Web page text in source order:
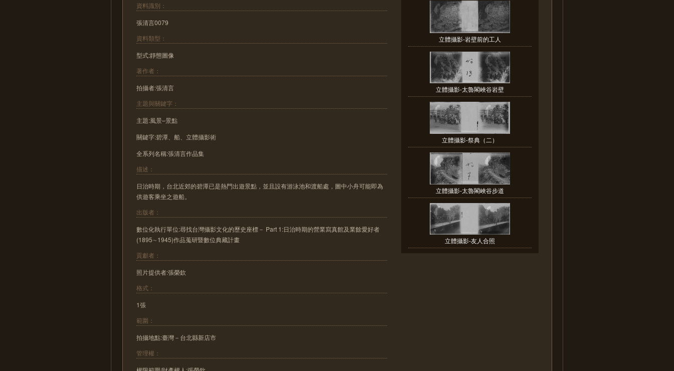
資料識別：
張清言0079
資料類型：
型式:靜態圖像
著作者：
拍攝者:張清言
主題與關鍵字：
主題:風景–景點
關鍵字:碧潭、船、立體攝影術
全系列名稱:張清言作品集
描述：
日治時期，台北近郊的碧潭已是熱門出遊景點，並且設有游泳池和渡船處，圖中小舟可能即為
供遊客乘坐之遊船。
出版者：
數位化執行單位:尋找台灣攝影文化的歷史座標－ Part 1:日治時期的營業寫真館及業餘愛好者
(1895∼1945)作品蒐研暨數位典藏計畫
貢獻者：
照片提供者:張榮欽
格式：
1張
範圍：
拍攝地點:臺灣－台北縣新店市
管理權：
立體攝影-岩壁前的工人
立體攝影-太魯閣峽谷岩壁
立體攝影-祭典（二）
立體攝影-太魯閣峽谷步道
立體攝影-友人合照